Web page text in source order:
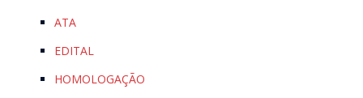
ATA
EDITAL
HOMOLOGAÇÃO